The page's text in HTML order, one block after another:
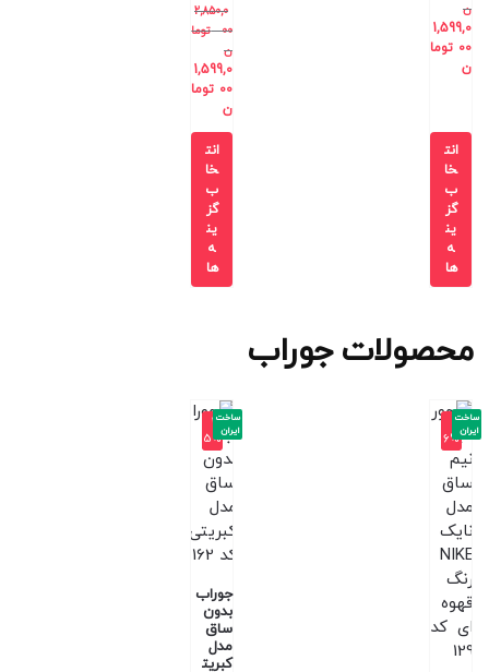
ن
1,599,0
00 توما
ن
انت
خا
ب
گز
ین
ه
ها
2,850,0
00
توما
ن
1,599,0
00 توما
ن
انت
خا
ب
گز
ین
ه
ها
محصولات جوراب
-1
6%
ساخت
ایران
-2
5%
جوراب
بدون
ساق
مدل
کبریت
ساخت
ایران